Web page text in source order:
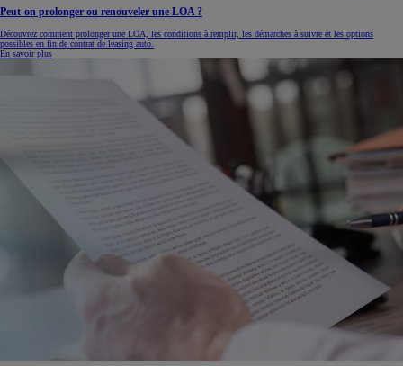
Peut-on prolonger ou renouveler une LOA ?
Découvrez comment prolonger une LOA, les conditions à remplir, les démarches à suivre et les options
possibles en fin de contrat de leasing auto.
En savoir plus